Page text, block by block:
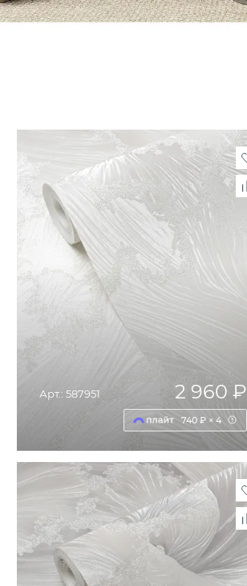
Арт.: 587951 2 960 ₽
740 ₽ × 4
ДОБАВИТЬ В КОРЗИНУ